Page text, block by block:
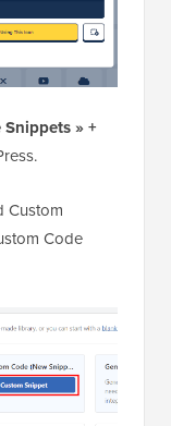
Snippets » +
Custom
Code